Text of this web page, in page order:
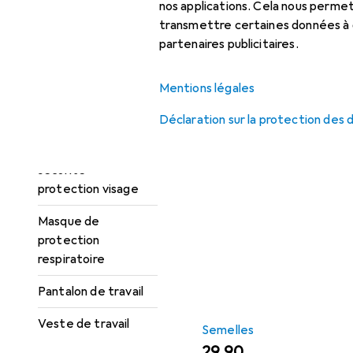
nos applications. Cela nous
transmettre certaines données à
partenaires publicitaires.
Mentions légales
Déclaration sur la protection des
sécurité +
protection visage
Masque de
protection
respiratoire
Pantalon de travail
Veste de travail
EUR
19,02
Semelles